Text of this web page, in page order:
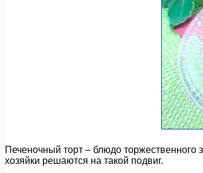
Печеночный торт – блюдо торжественного
хозяйки решаются на такой подвиг.